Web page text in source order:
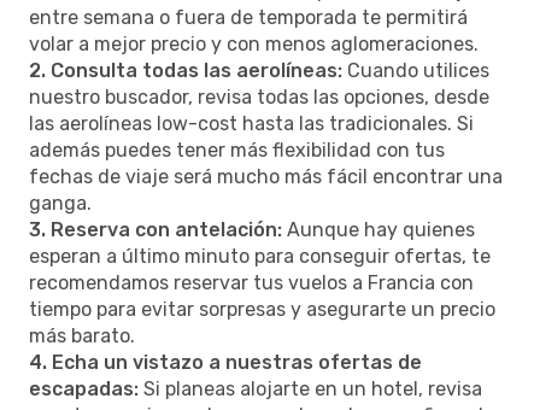
entre semana o fuera de temporada te permitirá
volar a mejor precio y con menos aglomeraciones.
2. Consulta todas las aerolíneas: Cuando utilices
nuestro buscador, revisa todas las opciones, desde
las aerolíneas low-cost hasta las tradicionales. Si
además puedes tener más flexibilidad con tus
fechas de viaje será mucho más fácil encontrar una
ganga.
3. Reserva con antelación: Aunque hay quienes
esperan a último minuto para conseguir ofertas, te
recomendamos reservar tus vuelos a Francia con
tiempo para evitar sorpresas y asegurarte un precio
más barato.
4. Echa un vistazo a nuestras ofertas de
escapadas: Si planeas alojarte en un hotel, revisa